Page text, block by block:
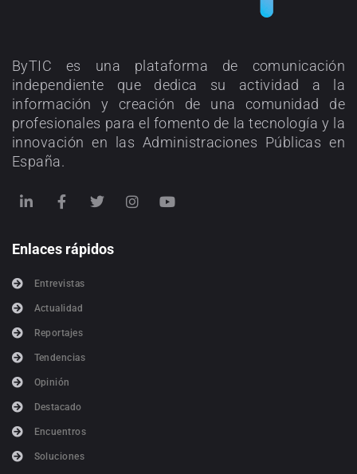
ByTIC es una plataforma de comunicación
independiente que dedica su actividad a la
información y creación de una comunidad de
profesionales para el fomento de la tecnología y la
innovación en las Administraciones Públicas en
España.
Enlaces rápidos
Entrevistas
Actualidad
Reportajes
Tendencias
Opinión
Destacado
Encuentros
Soluciones